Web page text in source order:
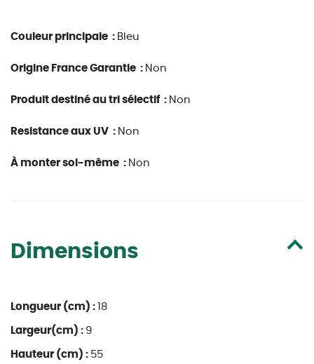
Couleur principale : Bleu
Origine France Garantie : Non
Produit destiné au tri sélectif : Non
Resistance aux UV : Non
À monter soi-même : Non
Dimensions
Longueur (cm) : 18
Largeur(cm) : 9
Hauteur (cm) : 55